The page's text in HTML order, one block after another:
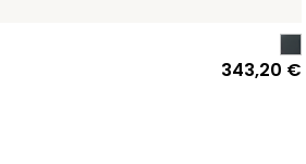
343,20 €